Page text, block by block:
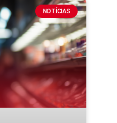
NOTÍCIAS